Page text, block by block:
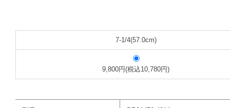
7-1/4(57.0cm)
9,800円(税込10,780円)